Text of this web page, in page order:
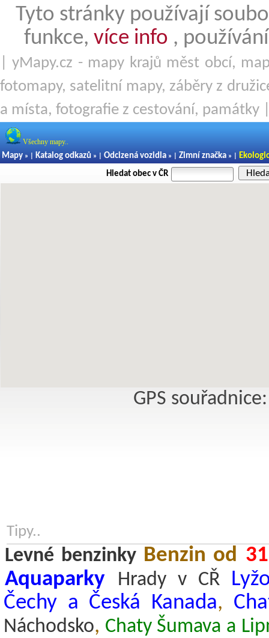
Tyto stránky používají
funkce, více info ,
| yMapy.cz - mapy krajů měst obcí,
fotomapy, satelitní mapy, záběry z
a místa, fotografie z cestování, památky
Všechny mapy..
Mapy » | Katalog odkazů » | Odcizená vozidla » | Zimní značka » |
Hledat obec v ČR
GPS
Tipy..
Levné benzinkyBenzin od
Aquaparky
Hrady v CŘ
Čechy a Česká Kanada,
Náchodsko, Chaty Šumava a